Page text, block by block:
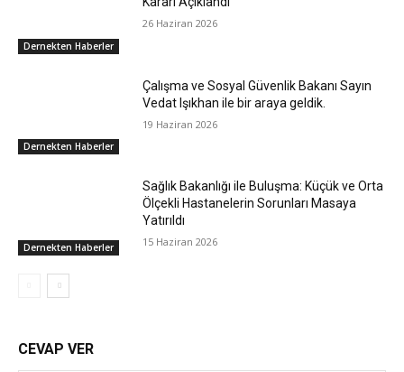
Dernekten Haberler
26 Haziran 2026
Dernekten Haberler
Çalışma ve Sosyal Güvenlik Bakanı Sayın
Vedat Işıkhan ile bir araya geldik.
19 Haziran 2026
Dernekten Haberler
Sağlık Bakanlığı ile Buluşma: Küçük ve Orta
Ölçekli Hastanelerin Sorunları Masaya
Yatırıldı
15 Haziran 2026
CEVAP VER